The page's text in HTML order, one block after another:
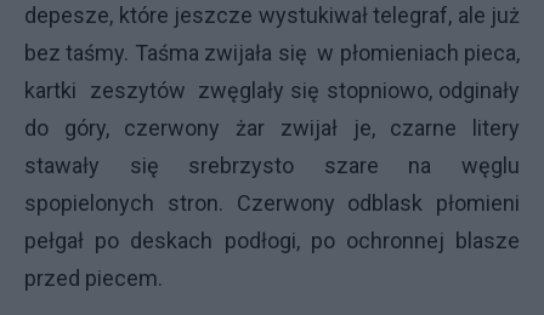
depesze, które jeszcze wystukiwał telegraf, ale już
bez taśmy. Taśma zwijała się w płomieniach pieca,
kartki zeszytów zwęglały się stopniowo, odginały
do góry, czerwony żar zwijał je, czarne litery
stawały się srebrzysto szare na węglu
spopielonych stron. Czerwony odblask płomieni
pełgał po deskach podłogi, po ochronnej blasze
przed piecem.